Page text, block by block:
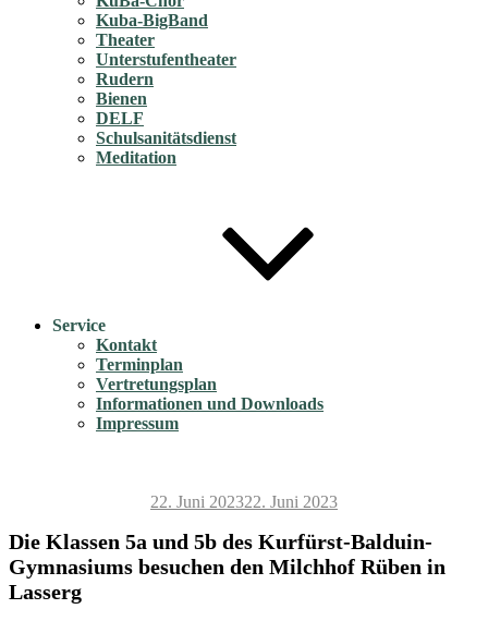
Kuba-BigBand
Theater
Unterstufentheater
Rudern
Bienen
DELF
Schulsanitätsdienst
Meditation
Service
Kontakt
Terminplan
Vertretungsplan
Informationen und Downloads
Impressum
Veröffentlicht
22. Juni 202322. Juni 2023
Die Klassen 5a und 5b des Kurfürst-Balduin-
Gymnasiums besuchen den Milchhof Rüben in
Lasserg